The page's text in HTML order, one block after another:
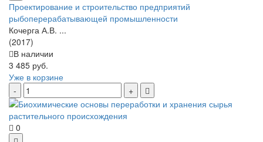
Проектирование и строительство предприятий
рыбоперерабатывающей промышленности
Кочерга А.В. ...
(2017)
В наличии
3 485 руб.
Уже в корзине
0